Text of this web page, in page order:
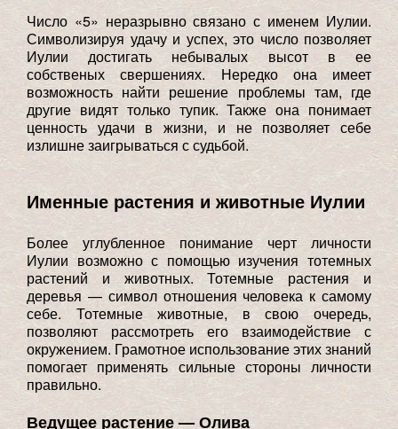
Число «5» неразрывно связано с именем Иулии.
Символизируя удачу и успех, это число позволяет
Иулии достигать небывалых высот в ее
собственых свершениях. Нередко она имеет
возможность найти решение проблемы там, где
другие видят только тупик. Также она понимает
ценность удачи в жизни, и не позволяет себе
излишне заигрываться с судьбой.
Именные растения и животные Иулии
Более углубленное понимание черт личности
Иулии возможно с помощью изучения тотемных
растений и животных. Тотемные растения и
деревья — символ отношения человека к самому
себе. Тотемные животные, в свою очередь,
позволяют рассмотреть его взаимодействие с
окружением. Грамотное использование этих знаний
помогает применять сильные стороны личности
правильно.
Ведущее растение — Олива